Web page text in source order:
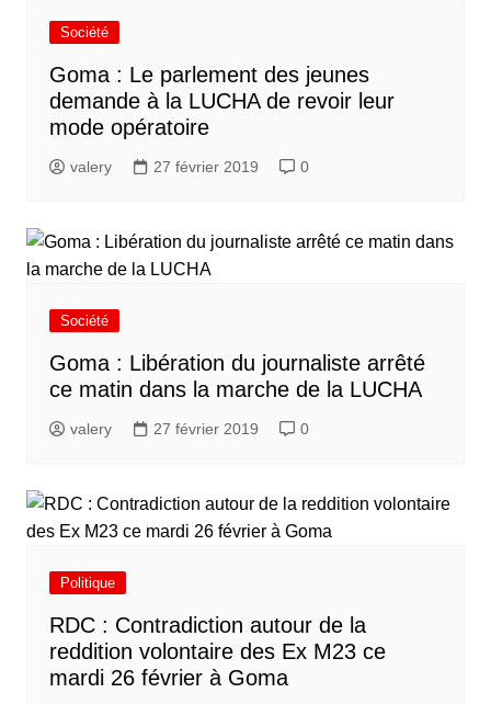
Société
Goma : Le parlement des jeunes
demande à la LUCHA de revoir leur
mode opératoire
valery 27 février 2019 0
Société
Goma : Libération du journaliste arrêté
ce matin dans la marche de la LUCHA
valery 27 février 2019 0
Politique
RDC : Contradiction autour de la
reddition volontaire des Ex M23 ce
mardi 26 février à Goma